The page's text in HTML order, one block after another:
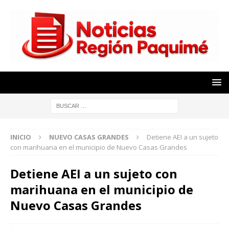
INICIO NUEVO CASAS GRANDES
Detiene AEI a un sujeto
con marihuana en el municipio de Nuevo Casas Grandes
Detiene AEI a un sujeto con
marihuana en el municipio de
Nuevo Casas Grandes